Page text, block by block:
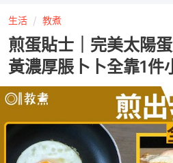
生活 教煮
煎蛋貼士｜完美太陽
黃濃厚脹卜卜全靠1件